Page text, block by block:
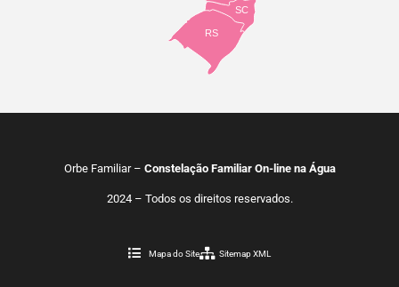
SC
RS
Orbe Familiar – Constelação Familiar On-line na Água
2024 – Todos os direitos reservados.
Mapa do Site Sitemap XML